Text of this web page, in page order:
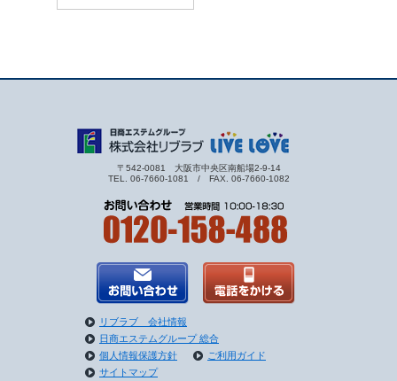
〒542-0081 大阪市中央区南船場2-9-14
TEL. 06-7660-1081 / FAX. 06-7660-1082
リブラブ 会社情報
日商エステムグループ 総合
個人情報保護方針
ご利用ガイド
サイトマップ